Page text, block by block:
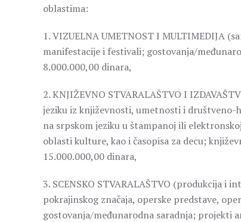
oblastima:
1. VIZUELNA UMETNOST I MULTIMEDIJA
manifestacije i festivali; gostovanja/
8.000.000,00 dinara,
2. KNJIŽEVNO STVARALAŠTVO I
jeziku iz književnosti, umetnosti i društveno-
na srpskom jeziku u štampanoj ili
oblasti kulture, kao i časopisa za decu;
15.000.000,00 dinara,
3. SCENSKO STVARALAŠTVO (produkcija
pokrajinskog značaja, operske predstave,
gostovanja/međunarodna saradnja; projekti